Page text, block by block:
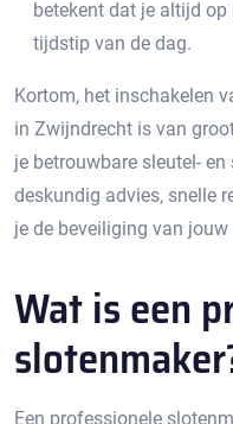
betekent dat je altijd
tijdstip van de dag.​
Kortom, het inschakelen
in Zwijndrecht is van
je betrouwbare sleutel-
deskundig advies, snelle
je de beveiliging van
Wat is een
Een professionele